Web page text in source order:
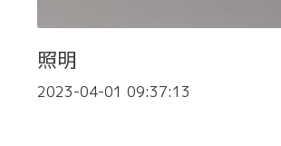
照明
2023-04-01 09:37:13